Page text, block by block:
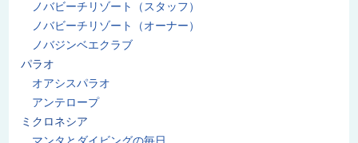
ノバビーチリゾート（スタッフ）
ノバビーチリゾート（オーナー）
ノバジンベエクラブ
パラオ
オアシスパラオ
アンテロープ
ミクロネシア